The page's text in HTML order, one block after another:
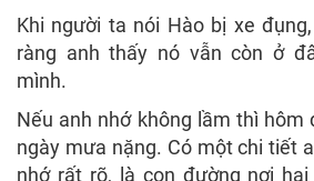
Khi người ta nói Hào bị xe
ràng anh thấy nó vẫn còn ở
mình.
Nếu anh nhớ không lầm thì
ngày mưa nặng. Có một chi tiết
nhớ rất rõ, là con đường nơi